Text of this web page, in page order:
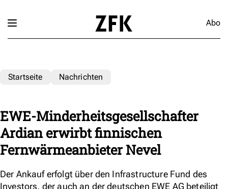
Abo
Startseite Nachrichten
EWE-Minderheitsgesellschafter
Ardian erwirbt finnischen
Fernwärmeanbieter Nevel
Der Ankauf erfolgt über den Infrastructure Fund des
Investors, der auch an der deutschen EWE AG beteiligt